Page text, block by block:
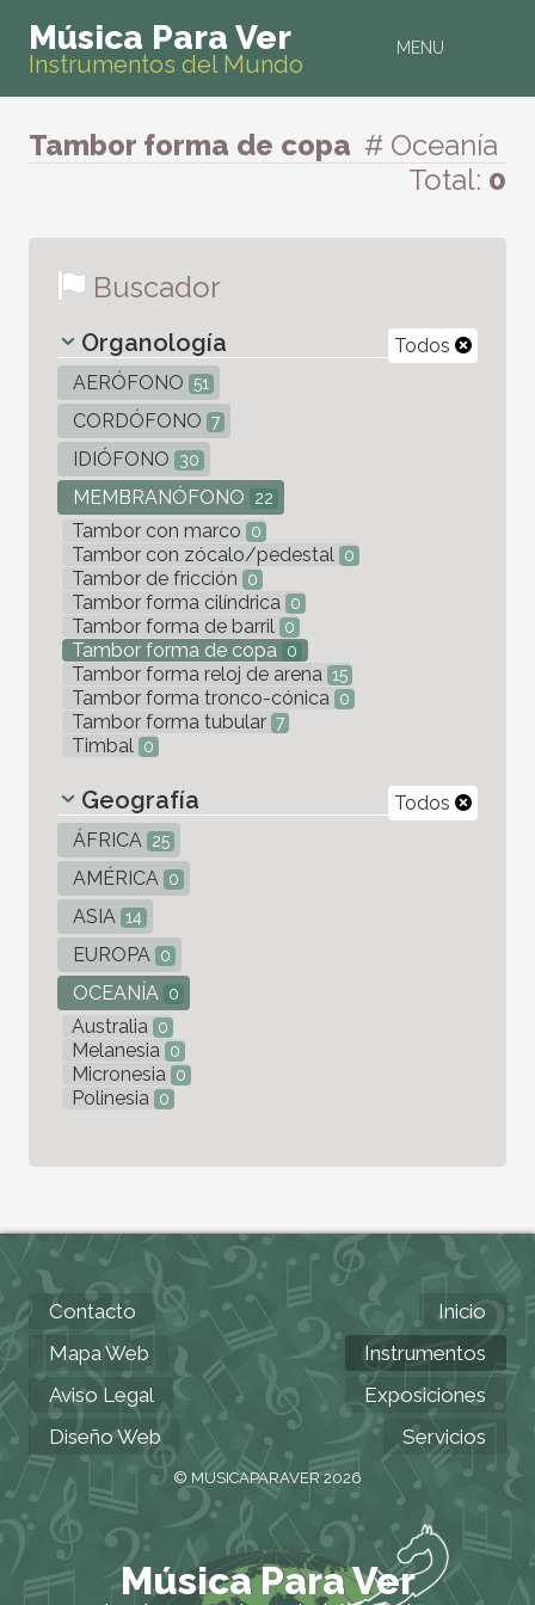
MENU
Música Para Ver
Instrumentos del Mundo
Tambor forma de copa # Oceanía
Total: 0
Buscador
Todos
Organología
AERÓFONO 51
CORDÓFONO 7
IDIÓFONO 30
MEMBRANÓFONO 22
Tambor con marco 0
Tambor con zócalo/pedestal 0
Tambor de fricción 0
Tambor forma cilíndrica 0
Tambor forma de barril 0
Tambor forma de copa 0
Tambor forma reloj de arena 15
Tambor forma tronco-cónica 0
Tambor forma tubular 7
Timbal 0
Todos
Geografía
ÁFRICA 25
AMÉRICA 0
ASIA 14
EUROPA 0
OCEANÍA 0
Australia 0
Melanesia 0
Micronesia 0
Polinesia 0
Contacto
Mapa Web
Aviso Legal
Diseño Web
Inicio
Instrumentos
Exposiciones
Servicios
© MUSICAPARAVER 2026
Música Para Ver